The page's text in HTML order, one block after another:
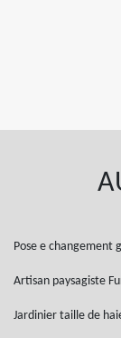
Pose e changement
Artisan paysagiste
Jardinier taille de